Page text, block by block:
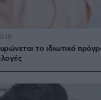
το ιδιωτικό